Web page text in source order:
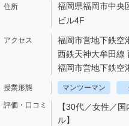
福岡県福岡市中央
ビル4F
福岡市営地下鉄空
西鉄天神大牟田線
福岡市営地下鉄空
マンツーマン
【30代／女性／
ル】